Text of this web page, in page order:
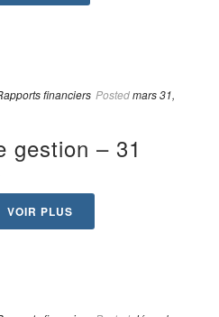
financiers Postedmars 31,
gestion – 31
VOIR PLUS